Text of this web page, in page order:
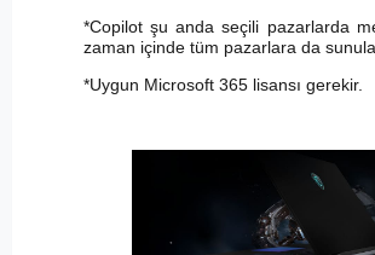
*Copilot şu anda seçili pazarlarda
zaman içinde tüm pazarlara da
*Uygun Microsoft 365 lisansı gerekir.